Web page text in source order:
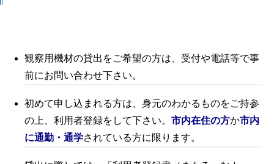
観察用機材の貸出をご希望の方は、受付や電話等で事
前にお問い合わせ下さい。
初めて申し込まれる方は、身元のわかるものをご持参
の上、利用者登録をして下さい。 市内在住の方か市内
に通勤・通学されている方に限ります。